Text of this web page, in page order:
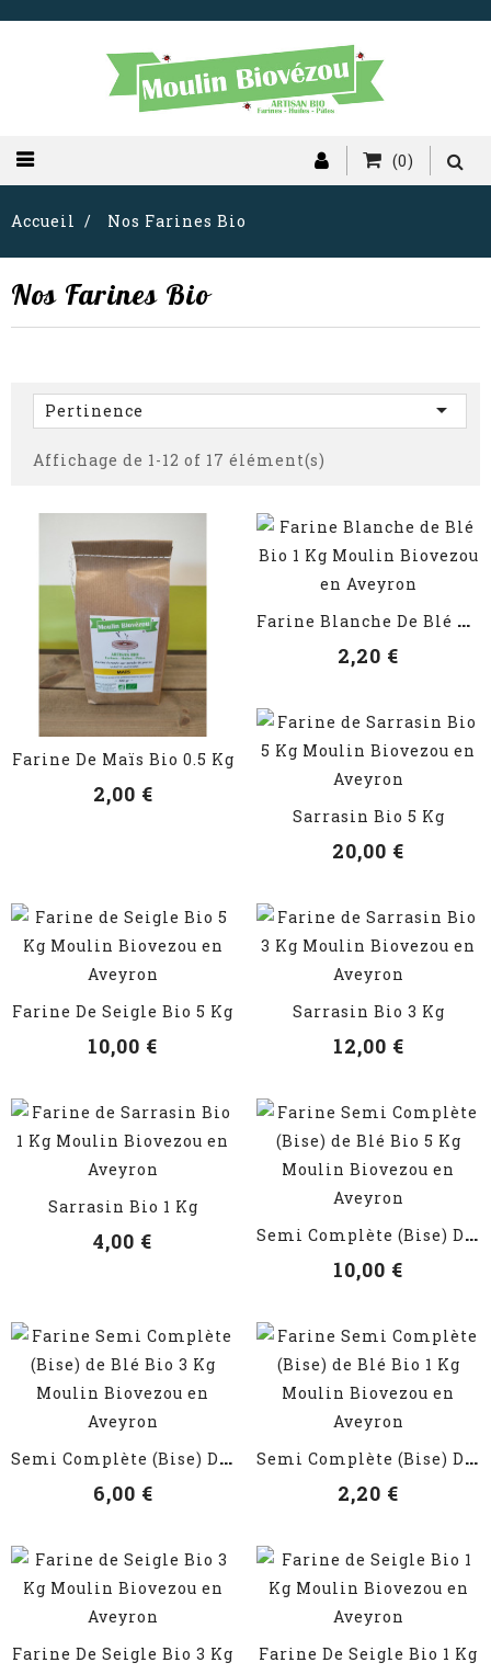
(0)
Accueil Nos Farines Bio
Nos Farines Bio
Pertinence 
Affichage de 1-12 of 17 élément(s)
VOIR LES DÉTAILS
Farine De Maïs Bio 0.5 Kg
2,00 €
VOIR LES DÉTAILS F
Arine Blanche De Blé Bio 1 Kg
2,20 €
VOIR LES DÉTAILS
Sarrasin Bio 5 Kg
20,00 €
VOIR LES DÉTAILS
Farine De Seigle Bio 5 Kg
10,00 €
VOIR LES DÉTAILS
Sarrasin Bio 3 Kg
12,00 €
VOIR LES DÉTAILS
Sarrasin Bio 1 Kg
4,00 €
VOIR LES DÉTAILS
S
Emi Complète (Bise) De Blé...
10,00 €
VOIR LES DÉTAILS
S
Emi Complète (Bise) De Blé...
6,00 €
VOIR LES DÉTAILS
S
Emi Complète (Bise) De Blé...
2,20 €
VOIR LES DÉTAILS
Farine De Seigle Bio 3 Kg VOIR LES DÉTAILS
Farine De Seigle Bio 1 Kg